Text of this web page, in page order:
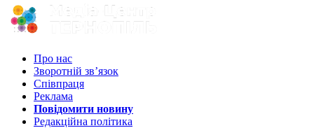
Про нас
Зворотній зв’язок
Співпраця
Реклама
Повідомити новину
Редакційна політика